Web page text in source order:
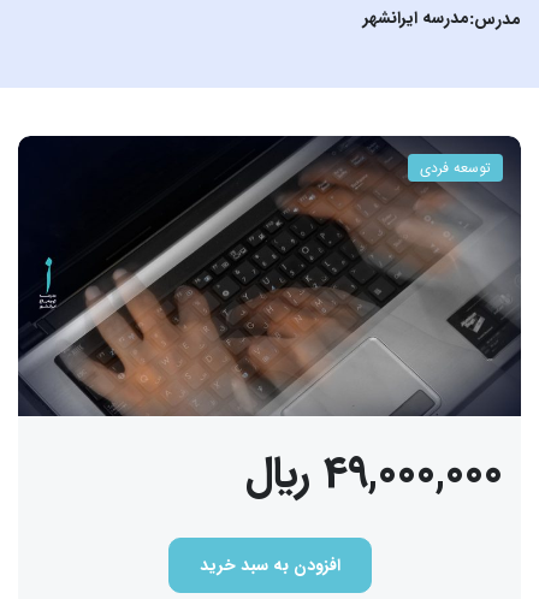
مدرس:مدرسه ایرانشهر
توسعه فردی
49,000,000 ﷼
افزودن به سبد خرید